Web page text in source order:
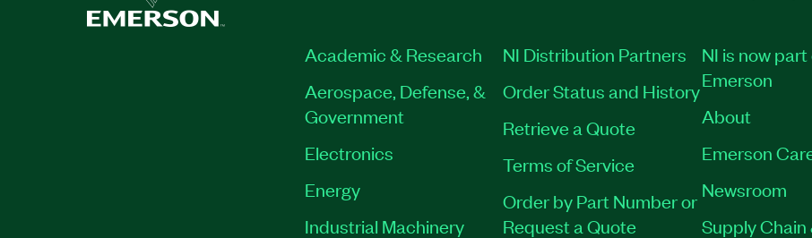
Academic & Research
Aerospace, Defense, &
Government
Electronics
Energy
Industrial Machinery
NI Distribution Partners
Order Status and History
Retrieve a Quote
Terms of Service
Order by Part Number or
Request a Quote
NI is now part
Emerson
About
Emerson
Newsroom
Supply Chain